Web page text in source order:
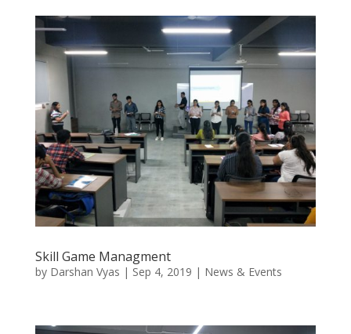
Skill Game Managment
by Darshan Vyas | Sep 4, 2019 | News & Events